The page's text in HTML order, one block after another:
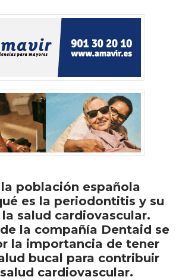
población española
es la periodontitis y su
salud cardiovascular.
la compañía Dentaid se
la importancia de tener
bucal para contribuir
cardiovascular.